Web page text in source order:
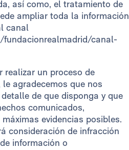
así como, el tratamiento de
ampliar toda la información
canal
canal-
realizar un proceso de
agradecemos que nos
de que disponga y que
comunicados,
evidencias posibles.
consideración de infracción
información o